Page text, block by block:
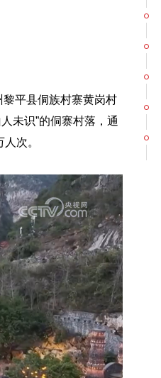
平县侗族村寨黄岗村
未识”的侗寨村落，通
次。